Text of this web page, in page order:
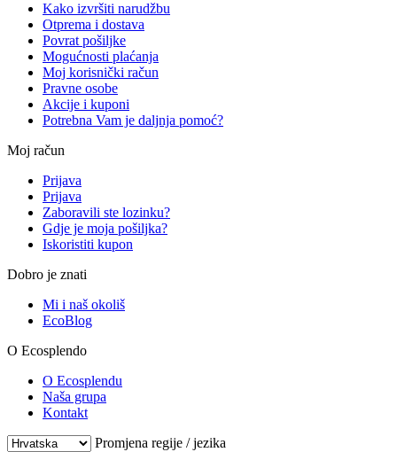
Kako izvršiti narudžbu
Otprema i dostava
Povrat pošiljke
Mogućnosti plaćanja
Moj korisnički račun
Pravne osobe
Akcije i kuponi
Potrebna Vam je daljnja pomoć?
Moj račun
Prijava
Prijava
Zaboravili ste lozinku?
Gdje je moja pošiljka?
Iskoristiti kupon
Dobro je znati
Mi i naš okoliš
EcoBlog
O Ecosplendo
O Ecosplendu
Naša grupa
Kontakt
Promjena regije / jezika